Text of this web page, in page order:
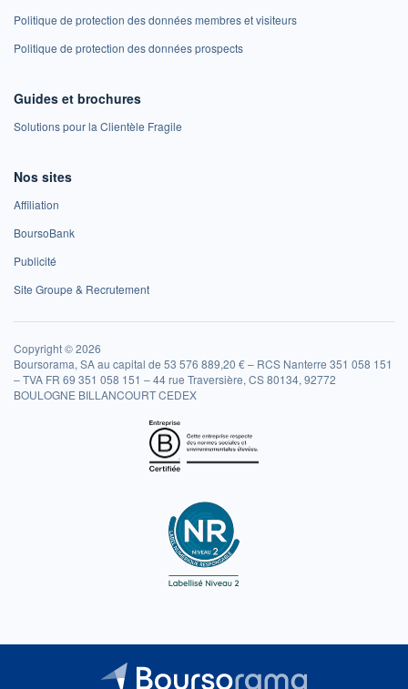
Politique de protection des données membres et visiteurs
Politique de protection des données prospects
Guides et brochures
Solutions pour la Clientèle Fragile
Nos sites
Affiliation
BoursoBank
Publicité
Site Groupe & Recrutement
Copyright © 2026
Boursorama, SA au capital de 53 576 889,20 € – RCS Nanterre 351 058 151
– TVA FR 69 351 058 151 – 44 rue Traversière, CS 80134, 92772
BOULOGNE BILLANCOURT CEDEX